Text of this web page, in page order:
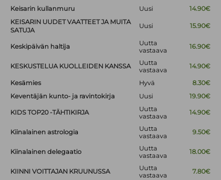
Keisarin kullanmuru
Uusi
14.90€
KEISARIN UUDET VAATTEET JA MUITA
SATUJA
Uusi 15.90€
Keskipäivän haltija
Uutta
vastaava
16.90€
KESKUSTELUA KUOLLEIDEN KANSSA
Uutta
vastaava
14.90€
Kesämies Hyvä
8.30€
Keventäjän kunto- ja ravintokirja
Uusi 19.90€
KIDS TOP20 -TÄHTIKIRJA
Uutta
vastaava
14.90€
Kiinalainen astrologia
Uutta
vastaava
9.50€
Kiinalainen delegaatio
Uutta
vastaava
18.00€
KIINNI VOITTAJAN KRUUNUSSA
Uutta
vastaava
7.80€